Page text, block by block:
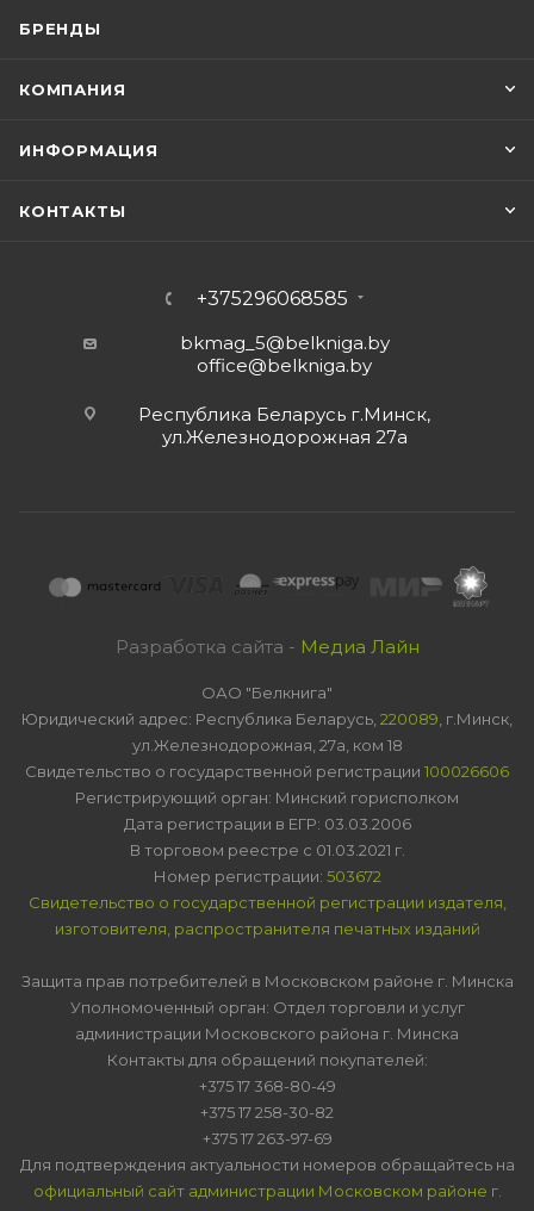
БРЕНДЫ
КОМПАНИЯ
ИНФОРМАЦИЯ
КОНТАКТЫ
+375296068585
bkmag_5@belkniga.by
office@belkniga.by
Республика Беларусь г.Минск,
ул.Железнодорожная 27а
Разработка сайта - Медиа Лайн
ОАО "Белкнига"
Юридический адрес: Республика Беларусь, 220089 , г.Минск,
ул.Железнодорожная, 27а, ком 18
Свидетельство о государственной регистрации 100026606
Регистрирующий орган: Минский горисполком
Дата регистрации в ЕГР: 03.03.2006
В торговом реестре с 01.03.2021 г.
Номер регистрации: 503672
Свидетельство о государственной регистрации издателя,
изготовителя, распространителя печатных изданий
Защита прав потребителей в Московском районе г. Минска
Уполномоченный орган: Отдел торговли и услуг
администрации Московского района г. Минска
Контакты для обращений покупателей:
+375 17 368-80-49
+375 17 258-30-82
+375 17 263-97-69
Для подтверждения актуальности номеров обращайтесь на
официальный сайт администрации Московском районе г.